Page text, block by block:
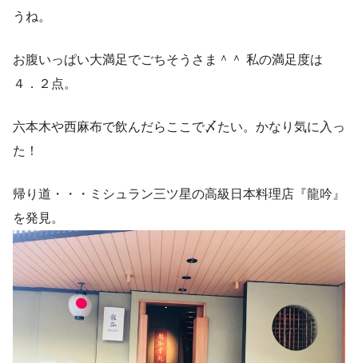
うね。
お腹いっぱい大満足でごちそうさま＾＾ 私の満足度は
４．２点。
六本木や西麻布で飲んだらここで〆たい。かなり気に入っ
た！
帰り道・・・ミシュラン三ツ星の高級日本料理店『龍吟』
を発見。